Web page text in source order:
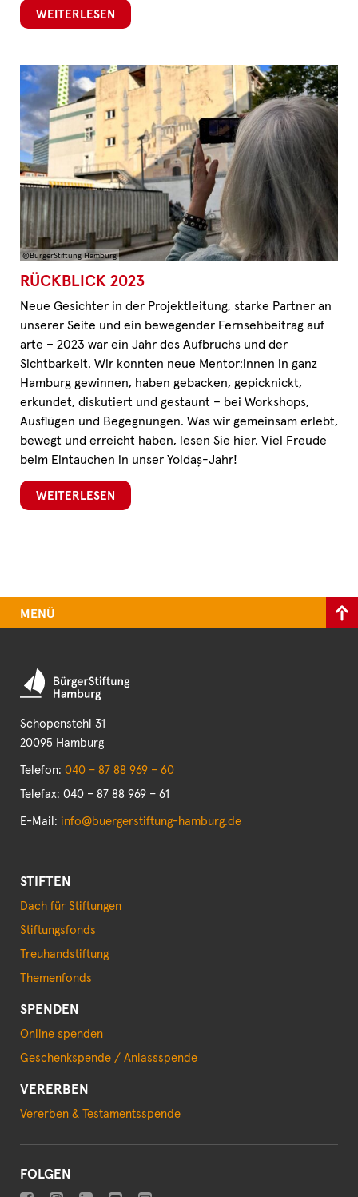
WEITERLESEN
©BürgerStiftung Hamburg
RÜCKBLICK 2023
Neue Gesichter in der Projektleitung, starke Partner an
unserer Seite und ein bewegender Fernsehbeitrag auf
arte – 2023 war ein Jahr des Aufbruchs und der
Sichtbarkeit. Wir konnten neue Mentor:innen in ganz
Hamburg gewinnen, haben gebacken, gepicknickt,
erkundet, diskutiert und gestaunt – bei Workshops,
Ausflügen und Begegnungen. Was wir gemeinsam erlebt,
bewegt und erreicht haben, lesen Sie hier. Viel Freude
beim Eintauchen in unser Yoldaş-Jahr!
WEITERLESEN
MENÜ
Schopenstehl 31
20095 Hamburg
Telefon: 040 – 87 88 969 – 60
Telefax: 040 – 87 88 969 – 61
E-Mail: info@buergerstiftung-hamburg.de
STIFTEN
Dach für Stiftungen
Stiftungsfonds
Treuhandstiftung
Themenfonds
SPENDEN
Online spenden
Geschenkspende / Anlassspende
VERERBEN
Vererben & Testamentsspende
FOLGEN